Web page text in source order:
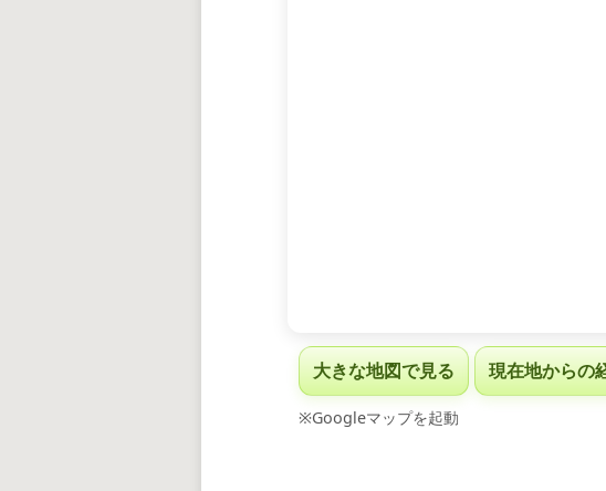
大きな地図で見る 現在地からの
※Googleマップを起動